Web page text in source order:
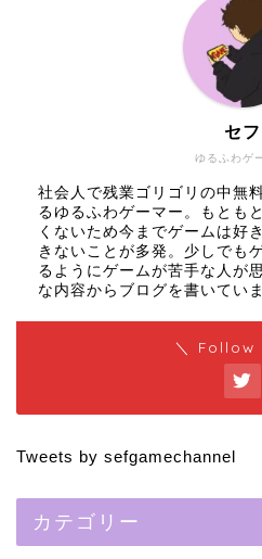
ゆるふわゲ
セフ
社会人で残業ゴリゴリの中無
るゆるふわゲーマー。もとも
くないため今までゲームは好
きないことが多発。少しでも
るようにゲームが苦手な人が
な内容からブログを書いていま
＼ Follow
Tweets by sefgamechannel
カテゴリー